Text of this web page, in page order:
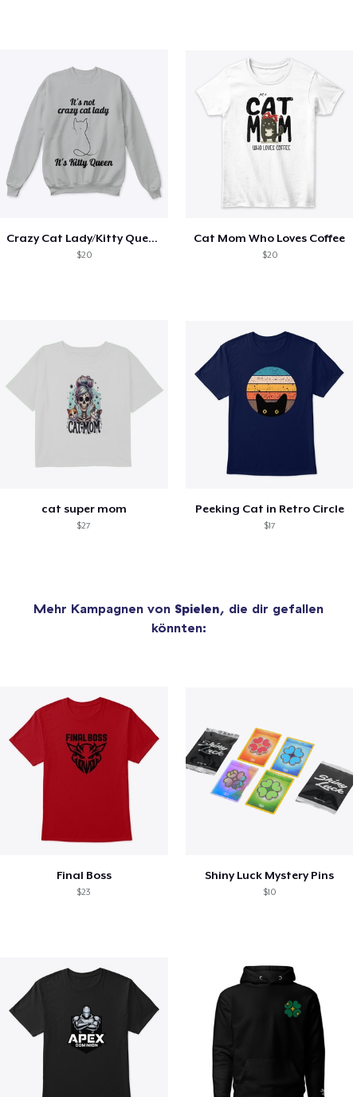
Crazy Cat Lady/Kitty Queen
$20
Cat Mom Who Loves Coffee
$20
cat super mom
$27
Peeking Cat in Retro Circle
$17
Mehr Kampagnen von Spielen, die dir gefallen
könnten:
Final Boss
$23
Shiny Luck Mystery Pins
$10